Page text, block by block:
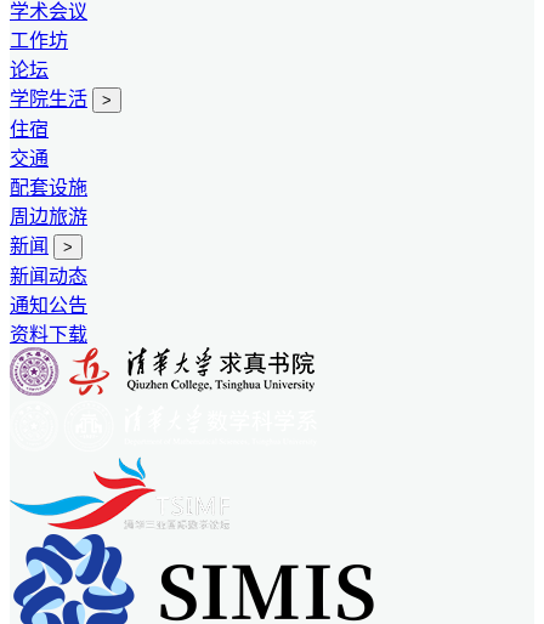
学术会议
工作坊
论坛
学院生活
>
住宿
交通
配套设施
周边旅游
新闻
>
新闻动态
通知公告
资料下载